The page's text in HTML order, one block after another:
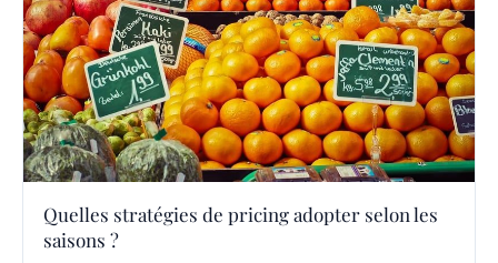
Quelles stratégies de pricing adopter selon les
saisons ?